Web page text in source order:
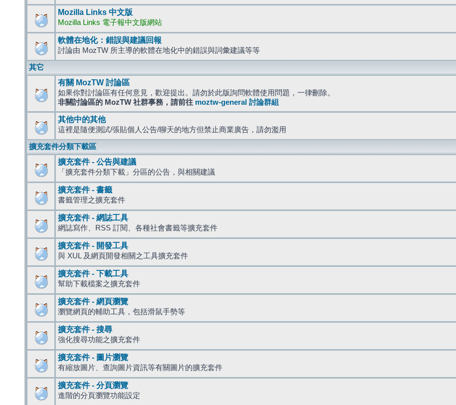
Mozilla Links 中文版
Mozilla Links 電子報中文版網站
軟體在地化：錯誤與建議回報
討論由 MozTW 所主導的軟體在地化中的錯誤與詞彙建議等等
其它
有關 MozTW 討論區
如果你對討論區有任何意見，歡迎提出。請勿於此版詢問軟體使用問題，一律刪除。
非關討論區的 MozTW 社群事務，請前往 moztw-general 討論群組
其他中的其他
這裡是隨便測試/張貼個人公告/聊天的地方但禁止商業廣告，請勿濫用
擴充套件分類下載區
擴充套件 - 公告與建議
「擴充套件分類下載」分區的公告，與相關建議
擴充套件 - 書籤
書籤管理之擴充套件
擴充套件 - 網誌工具
網誌寫作、RSS 訂閱、各種社會書籤等擴充套件
擴充套件 - 開發工具
與 XUL 及網頁開發相關之工具擴充套件
擴充套件 - 下載工具
幫助下載檔案之擴充套件
擴充套件 - 網頁瀏覽
瀏覽網頁的輔助工具，包括滑鼠手勢等
擴充套件 - 搜尋
強化搜尋功能之擴充套件
擴充套件 - 圖片瀏覽
有縮放圖片、查詢圖片資訊等有關圖片的擴充套件
擴充套件 - 分頁瀏覽
進階的分頁瀏覽功能設定